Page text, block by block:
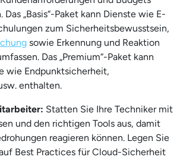
„Basis“-Paket kann Dienste wie E-
zum Sicherheitsbewusstsein,
sowie Erkennung und Reaktion
Das „Premium“-Paket kann
wie Endpunktsicherheit,
enthalten.
Statten Sie Ihre Techniker mit
und den richtigen Tools aus, damit
reagieren können. Legen Sie
Best Practices für Cloud-Sicherheit